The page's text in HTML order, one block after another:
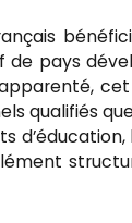
pays
qualifiés